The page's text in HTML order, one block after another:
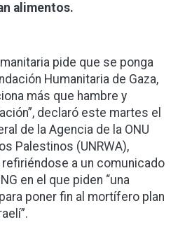
alimentos.
pide que se ponga
Humanitaria de Gaza,
más que hambre y
declaró este martes el
de la Agencia de la ONU
Palestinos (UNRWA),
refiriéndose a un comunicado
en el que piden “una
poner fin al mortífero plan